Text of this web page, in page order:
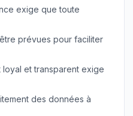
exige que toute
prévues pour faciliter
et transparent exige
des données à